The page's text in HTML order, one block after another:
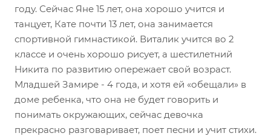
году. Сейчас Яне 15 лет, она хорошо учится и
танцует, Кате почти 13 лет, она занимается
спортивной гимнастикой. Виталик учится во 2
классе и очень хорошо рисует, а шестилетний
Никита по развитию опережает свой возраст.
Младшей Замире - 4 года, и хотя ей «обещали» в
доме ребенка, что она не будет говорить и
понимать окружающих, сейчас девочка
прекрасно разговаривает, поет песни и учит стихи.